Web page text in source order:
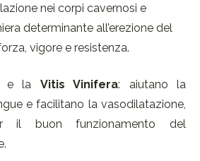
nei corpi cavernosi e
determinante all’erezione del
vigore e resistenza.
e la Vitis Vinifera: aiutano la
e facilitano la vasodilatazione,
il buon funzionamento del